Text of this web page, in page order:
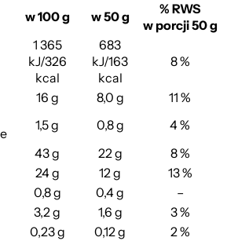
w 100 g
w 50 g
% RWS
w porcji 50 g
1 365
kJ/326
kcal
683
kJ/163
kcal
8 %
16 g 8,0 g
11 %
1,5 g 0,8 g
4 %
43 g 22 g
8 %
24 g 12 g
13 %
0,8 g 0,4 g
–
3,2 g 1,6 g
3 %
0,23 g 0,12 g 2 %